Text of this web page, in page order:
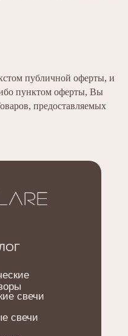
публичной оферты, и
пунктом оферты, Вы
предоставляемых
свечи
свечи